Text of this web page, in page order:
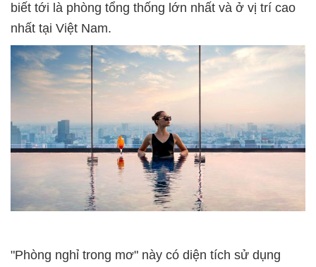
biết tới là phòng tổng thống lớn nhất và ở vị trí cao
nhất tại Việt Nam.
"Phòng nghỉ trong mơ" này có diện tích sử dụng